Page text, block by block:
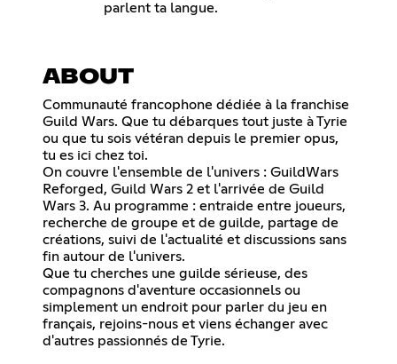
parlent ta langue.
ABOUT
Communauté francophone dédiée à la franchise
Guild Wars. Que tu débarques tout juste à Tyrie
ou que tu sois vétéran depuis le premier opus,
tu es ici chez toi.
On couvre l'ensemble de l'univers : GuildWars
Reforged, Guild Wars 2 et l'arrivée de Guild
Wars 3. Au programme : entraide entre joueurs,
recherche de groupe et de guilde, partage de
créations, suivi de l'actualité et discussions sans
fin autour de l'univers.
Que tu cherches une guilde sérieuse, des
compagnons d'aventure occasionnels ou
simplement un endroit pour parler du jeu en
français, rejoins-nous et viens échanger avec
d'autres passionnés de Tyrie.